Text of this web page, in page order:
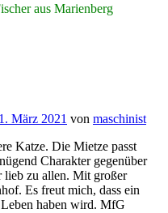
aus Marienberg
März 2021 von maschinist
Katze. Die Mietze passt
Charakter gegenüber
lieb zu allen. Mit großer
Es freut mich, dass ein
haben wird. MfG